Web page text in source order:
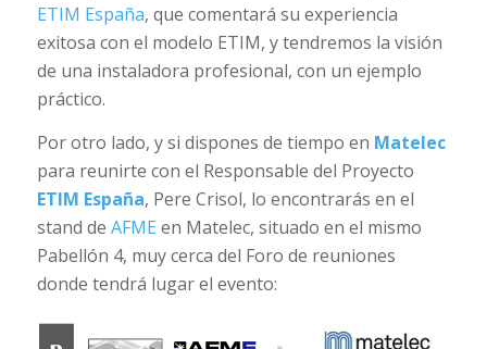
ETIM España, que comentará su experiencia
exitosa con el modelo ETIM, y tendremos la visión
de una instaladora profesional, con un ejemplo
práctico.
Por otro lado, y si dispones de tiempo en Matelec
para reunirte con el Responsable del Proyecto
ETIM España, Pere Crisol, lo encontrarás en el
stand de AFME en Matelec, situado en el mismo
Pabellón 4, muy cerca del Foro de reuniones
donde tendrá lugar el evento: